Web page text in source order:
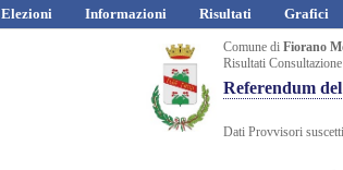
Elezioni Informazioni Risultati Grafici
Comune di Fiorano
Risultati Consultazione
Referendum
Dati Provvisori